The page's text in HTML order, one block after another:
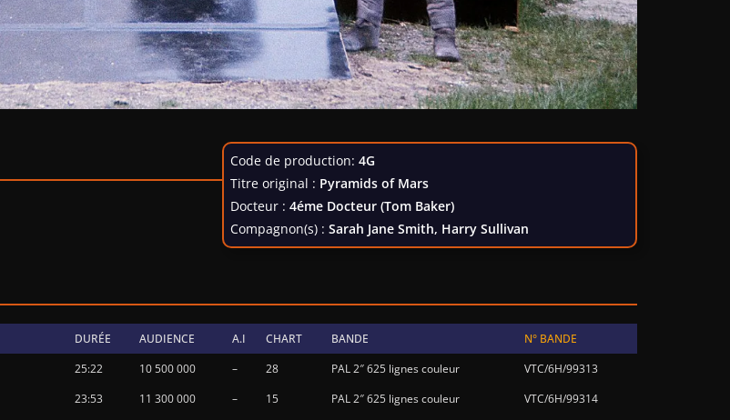
Code de production: 4G
Titre original : Pyramids of Mars
Docteur : 4éme Docteur (Tom Baker)
Compagnon(s) : Sarah Jane Smith, Harry Sullivan
DURÉE AUDIENCE A.I CHART BANDE
N° BANDE
25:22 10 500 000 – 28 PAL 2″ 625 lignes couleur
VTC/6H/99313
23:53 11 300 000 – 15 PAL 2″ 625 lignes couleur
VTC/6H/99314